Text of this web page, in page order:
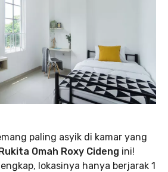
paling asyik di kamar yang
Omah Roxy Cideng ini!
lokasinya hanya berjarak 1